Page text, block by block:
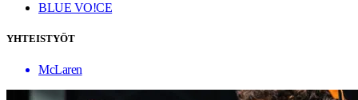
BLUE VO!CE
YHTEISTYÖT
McLaren